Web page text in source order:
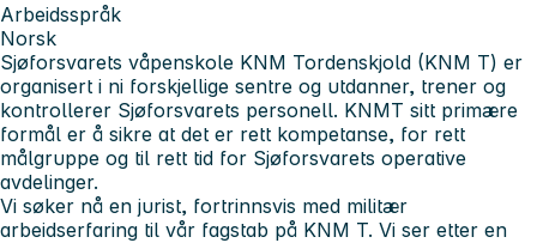
Arbeidsspråk
Norsk
Sjøforsvarets våpenskole KNM Tordenskjold (KNM T) er
organisert i ni forskjellige sentre og utdanner, trener og
kontrollerer Sjøforsvarets personell. KNMT sitt primære
formål er å sikre at det er rett kompetanse, for rett
målgruppe og til rett tid for Sjøforsvarets operative
avdelinger.
Vi søker nå en jurist, fortrinnsvis med militær
arbeidserfaring til vår fagstab på KNM T. Vi ser etter en